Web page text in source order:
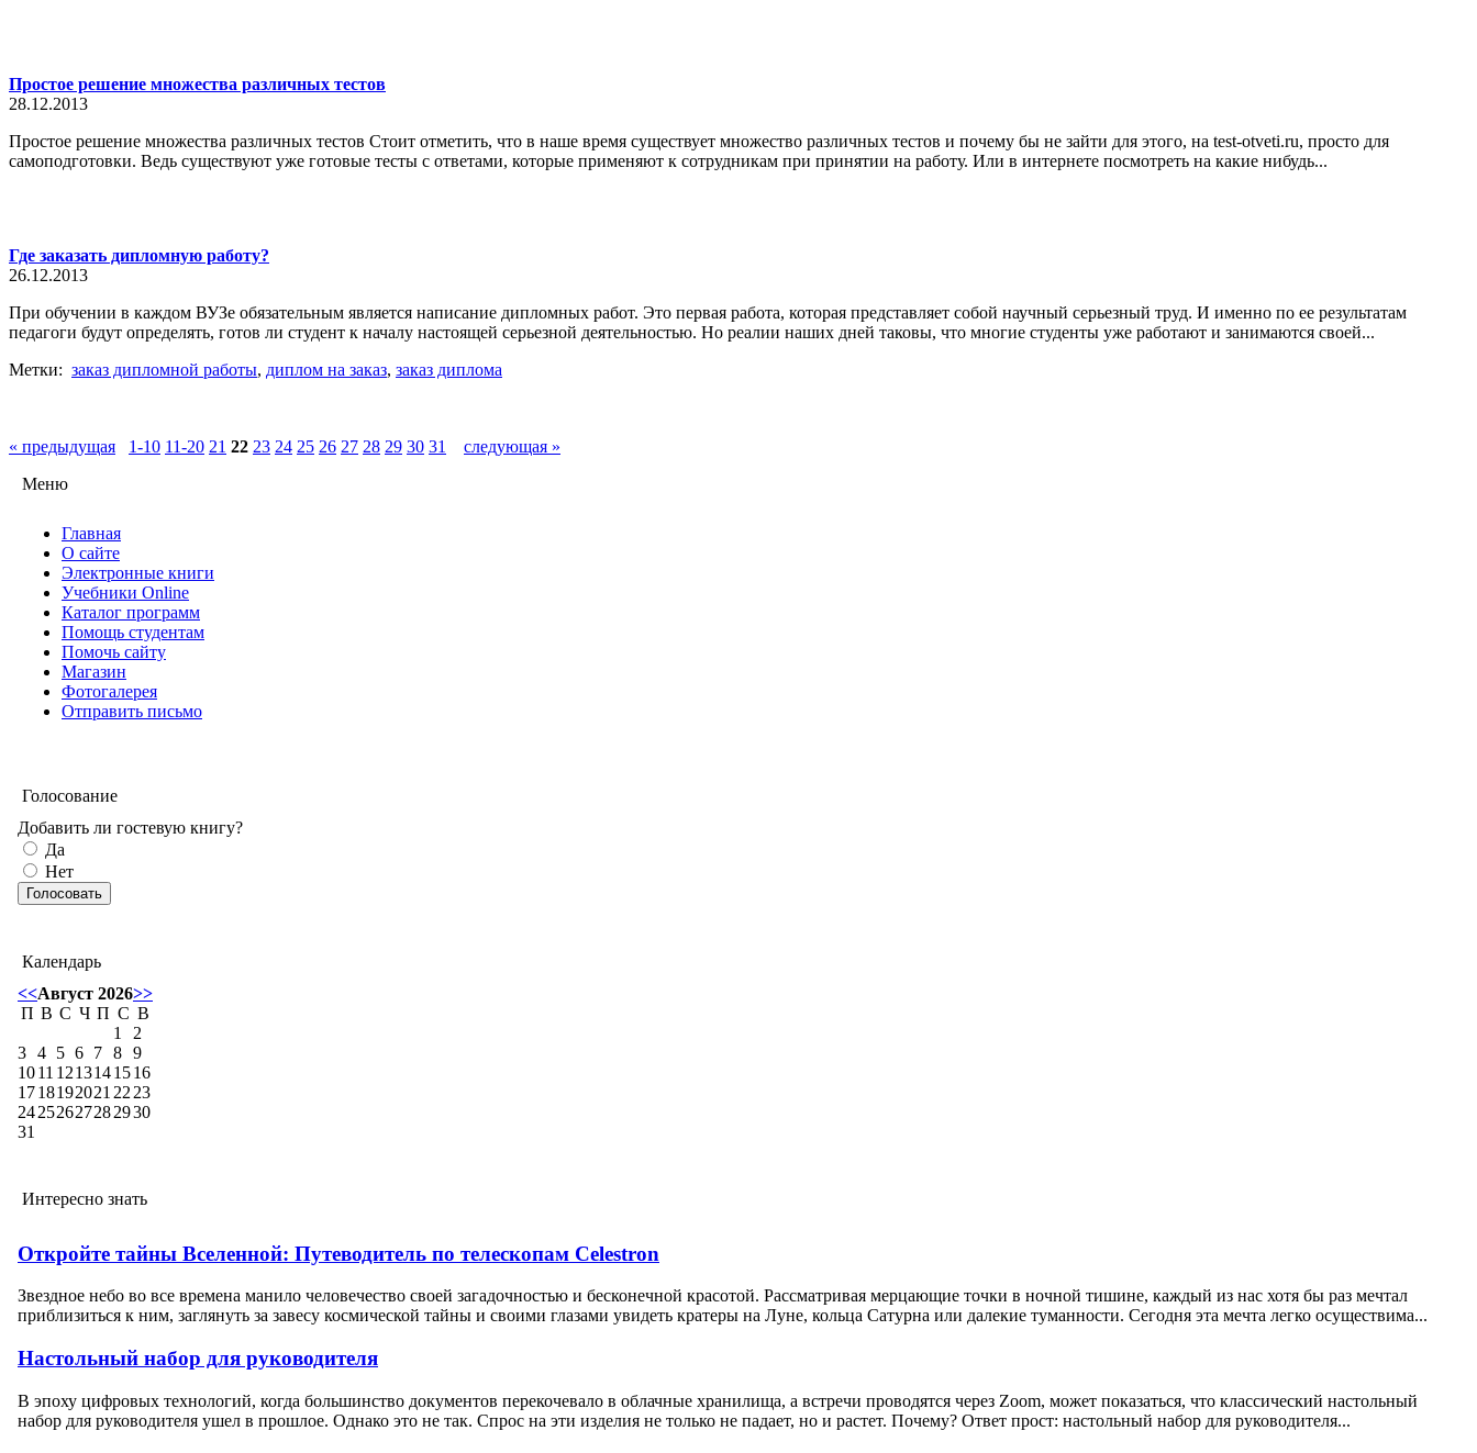
Простое решение множества различных тестов
28.12.2013
Простое решение множества различных тестов Cтоит отметить, что в наше время существует множество различных тестов и почему бы не зайти для этого, на test-otveti.ru, просто для
самоподготовки. Ведь существуют уже готовые тесты с ответами, которые применяют к сотрудникам при принятии на работу. Или в интернете посмотреть на какие нибудь...
Где заказать дипломную работу?
26.12.2013
При обучении в каждом ВУЗе обязательным является написание дипломных работ. Это первая работа, которая представляет собой научный серьезный труд. И именно по ее результатам
педагоги будут определять, готов ли студент к началу настоящей серьезной деятельностью. Но реалии наших дней таковы, что многие студенты уже работают и занимаются своей...
Метки: заказ дипломной работы, диплом на заказ, заказ диплома
« предыдущая 1-10 11-20 21 22 23 24 25 26 27 28 29 30 31
следующая »
Меню
Главная
О сайте
Электронные книги
Учебники Online
Каталог программ
Помощь студентам
Помочь сайту
Магазин
Фотогалерея
Отправить письмо
Голосование
Добавить ли гостевую книгу?
Да
Нет
Календарь
<<Август 2026>>
П В С Ч П С В
1
2
3 4 5 6 7 8 9
1011 1213141516
1718192021 22 23
24252627282930
31
Интересно знать
Откройте тайны Вселенной: Путеводитель по телескопам Celestron
Звездное небо во все времена манило человечество своей загадочностью и бесконечной красотой. Рассматривая мерцающие точки в ночной тишине, каждый из нас хотя бы раз мечтал
приблизиться к ним, заглянуть за завесу космической тайны и своими глазами увидеть кратеры на Луне, кольца Сатурна или далекие туманности. Сегодня эта мечта легко осуществима...
Настольный набор для руководителя
В эпоху цифровых технологий, когда большинство документов перекочевало в облачные хранилища, а встречи проводятся через Zoom, может показаться, что классический настольный
набор для руководителя ушел в прошлое. Однако это не так. Спрос на эти изделия не только не падает, но и растет. Почему? Ответ прост: настольный набор для руководителя...